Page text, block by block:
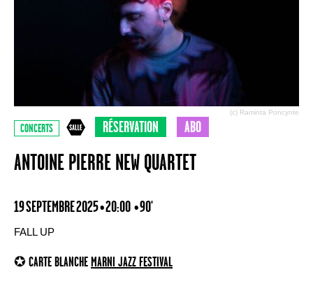
(c) Raminta Poncynte
CONCERTS RÉSERVATION ABO
ANTOINE PIERRE NEW QUARTET
19 SEPTEMBRE 2025 • 20:00 • 90'
FALL UP
✪ CARTE BLANCHE MARNI JAZZ FESTIVAL